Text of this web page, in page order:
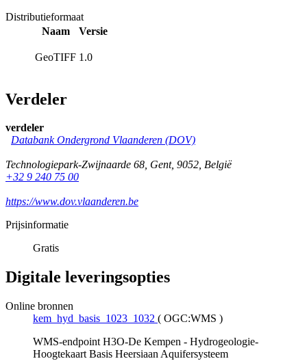
Distributieformaat
Naam
Versie
GeoTIFF 1.0
Verdeler
verdeler
Databank Ondergrond Vlaanderen (DOV)
Technologiepark-Zwijnaarde 68, Gent, 9052, België
+32 9 240 75 00
https://www.dov.vlaanderen.be
Prijsinformatie
Gratis
Digitale leveringsopties
Online bronnen
kem_hyd_basis_1023_1032 ( OGC:WMS )
WMS-endpoint H3O-De Kempen - Hydrogeologie-
Hoogtekaart Basis Heersiaan Aquifersysteem